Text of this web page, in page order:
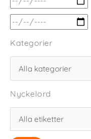
Kategorier
Nyckelord